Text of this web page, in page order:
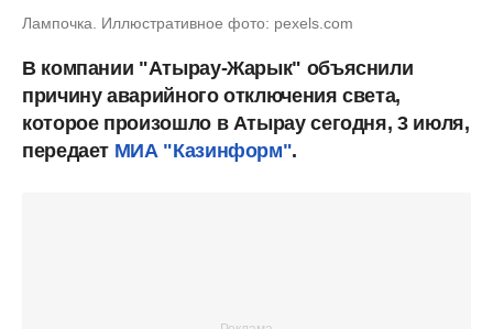
Лампочка. Иллюстративное фото: pexels.com
В компании "Атырау-Жарык" объяснили
причину аварийного отключения света,
которое произошло в Атырау сегодня, 3 июля,
передает МИА "Казинформ".